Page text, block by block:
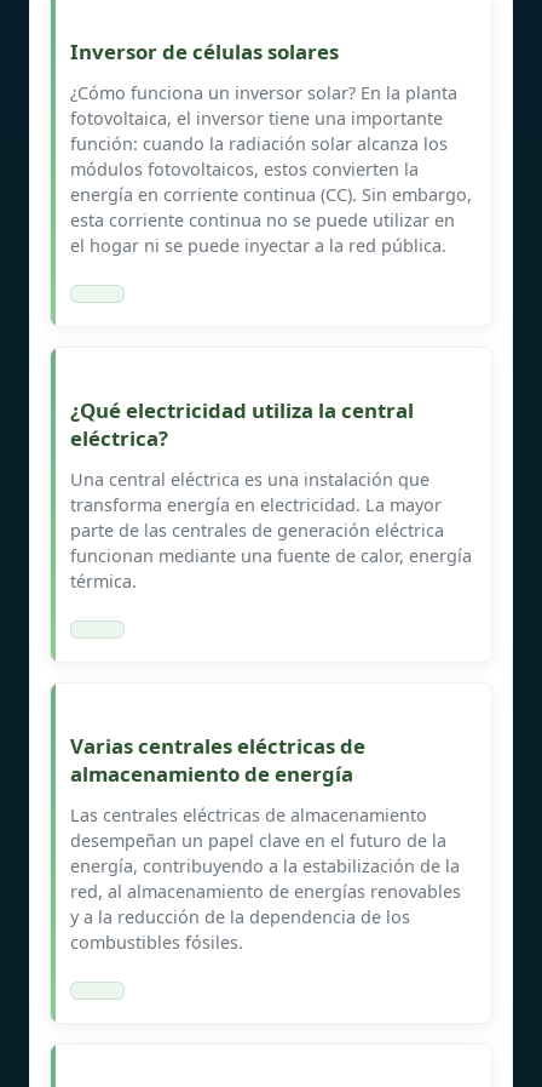
Inversor de células solares
¿Cómo funciona un inversor solar? En la planta
fotovoltaica, el inversor tiene una importante
función: cuando la radiación solar alcanza los
módulos fotovoltaicos, estos convierten la
energía en corriente continua (CC). Sin embargo,
esta corriente continua no se puede utilizar en
el hogar ni se puede inyectar a la red pública.
¿Qué electricidad utiliza la central
eléctrica?
Una central eléctrica es una instalación que
transforma energía en electricidad. La mayor
parte de las centrales de generación eléctrica
funcionan mediante una fuente de calor, energía
térmica.
Varias centrales eléctricas de
almacenamiento de energía
Las centrales eléctricas de almacenamiento
desempeñan un papel clave en el futuro de la
energía, contribuyendo a la estabilización de la
red, al almacenamiento de energías renovables
y a la reducción de la dependencia de los
combustibles fósiles.